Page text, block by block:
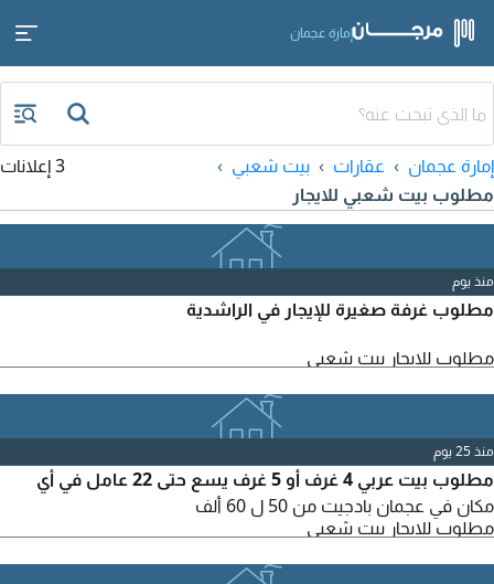
إمارة عجمان
إمارة عجمان عقارات
بيت شعبي
مطلوب بيت شعبي للايجار
3 إعلانات
منذ يوم
مطلوب غرفة صغيرة للإيجار في الراشدية
مطلوب للايجار بيت شعبي
منذ 25 يوم
مطلوب بيت عربي 4 غرف أو 5 غرف يسع حتى 22 عامل في أي
مكان في عجمان بادجيت من 50 ل 60 ألف
مطلوب للايجار بيت شعبي